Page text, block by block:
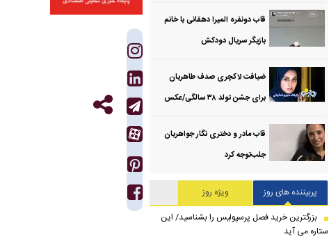
قاب دونفره المیرا دهقانی با خانم
بازیگر سریال دودکش
ضیافت لاکچری صدف طاهریان
برای جشن تولد ۳۸ سالگی‌/عکس
قاب مادر و دختری نگار جواهریان
جلب‌توجه کرد
پربیننده های روز
ویژه روز
بزرگترین خرید فصل پرسپولیس را بشناسید/ این
ستاره می آید